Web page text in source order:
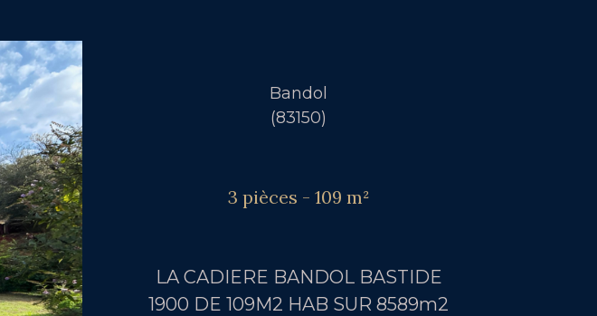
Bandol
(83150)
3 pièces - 109 m²
LA CADIERE BANDOL BASTIDE
1900 DE 109M2 HAB SUR 8589m2